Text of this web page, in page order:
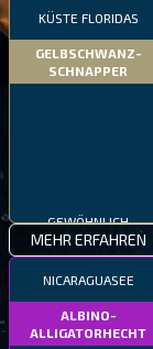
KÜSTE FLORIDAS
GELBSCHWANZ-
SCHNAPPER
GEWÖHNLICH
MEHR ERFAHREN
NICARAGUASEE
ALBINO-
ALLIGATORHECHT